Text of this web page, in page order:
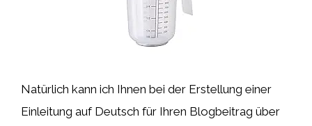
Natürlich kann ich Ihnen bei der Erstellung einer
Einleitung auf Deutsch für Ihren Blogbeitrag über